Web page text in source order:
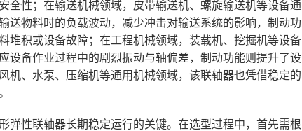
全性；在输送机械领域，皮带输送机、螺旋输送机等设备通
送物料时的负载波动，减少冲击对输送系统的影响，制动功
堆积或设备故障；在工程机械领域，装载机、挖掘机等设备
设备作业过程中的剧烈振动与轴偏差，制动功能则提升了设
机、水泵、压缩机等通用机械领域，该联轴器也凭借稳定的
弹性联轴器长期稳定运行的关键。在选型过程中，首先需根